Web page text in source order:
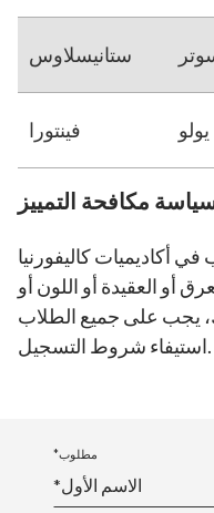
ستانيسلاوس
فينتورا يولو
مكافحة التمييز
أكاديميات كاليفورنيا
أو العقيدة أو اللون أو
يجب على جميع الطلاب
استيفاء شروط التسجيل.
*مطلوب
*الاسم الأول